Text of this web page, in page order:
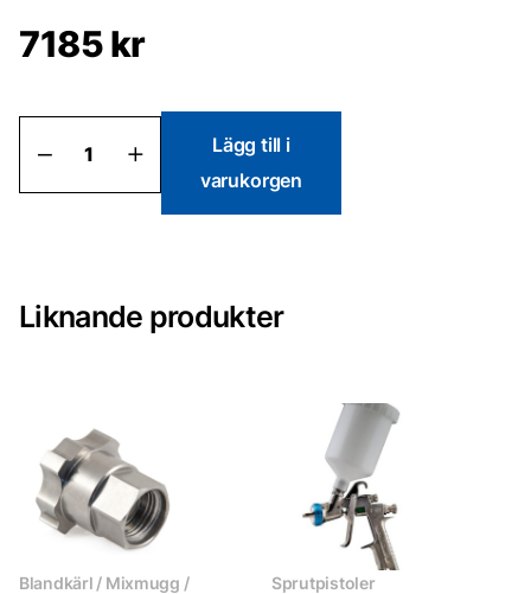
7185kr
Iwata
W400
WB1.3
Lägg till i
varukorgen
Liknande produkter
Blandkärl / Mixmugg /
Sprutpistoler